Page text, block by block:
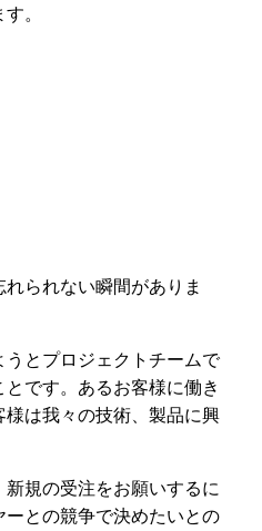
。
られない瞬間がありま
とプロジェクトチームで
です。あるお客様に働き
は我々の技術、製品に興
規の受注をお願いするに
との競争で決めたいとの